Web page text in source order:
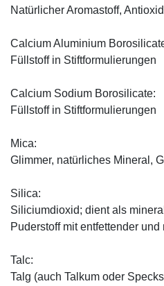
Natürlicher Aromastoff,
Calcium Aluminium
Füllstoff in Stiftformulierungen
Calcium Sodium Borosilicate:
Füllstoff in Stiftformulierungen
Mica:
Glimmer, natürliches Mineral,
Silica:
Siliciumdioxid; dient als
Puderstoff mit entfettender
Talc:
Talg (auch Talkum oder